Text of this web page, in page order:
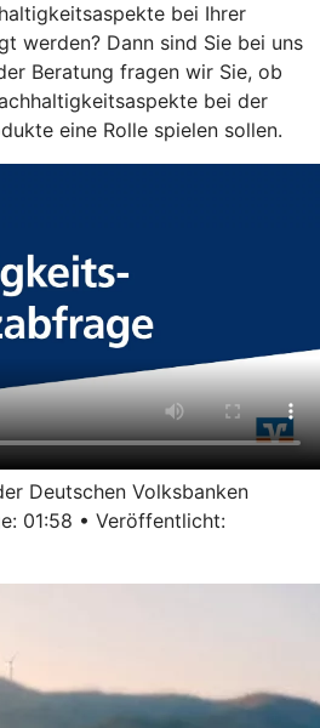
bei Ihrer
werden? Dann sind Sie bei uns
Beratung fragen wir Sie, ob
bei der
eine Rolle spielen sollen.
Deutschen Volksbanken
01:58 • Veröffentlicht: